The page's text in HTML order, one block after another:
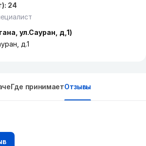
24
ул.Сауран, д,1)
д.1
Где принимаетОтзывы